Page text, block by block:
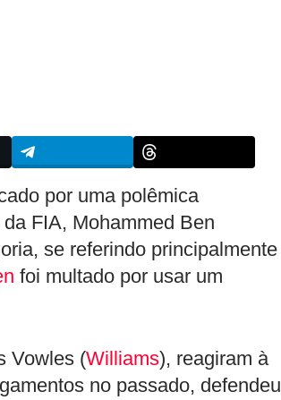
por uma polêmica
FIA, Mohammed Ben
se referindo principalmente
foi multado por usar um
Vowles (Williams), reagiram à
no passado, defendeu